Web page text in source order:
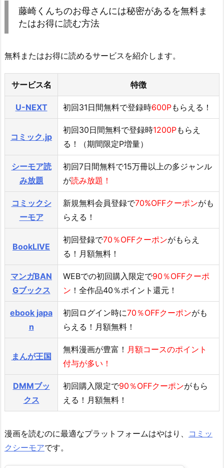
藤崎くんちのお母さんには秘密があるを無料ま
たはお得に読む方法
無料またはお得に読めるサービスを紹介します。
サービス名 特徴
U-NEXT 初回31日間無料で登録時600Pもらえる！
コミック.jp
初回30日間無料で登録時1200Pもらえ
る！（期間限定P増量）
シーモア読
み放題
初回7日間無料で15万冊以上の多ジャンル
が読み放題！
コミックシ
ーモア
新規無料会員登録で70%OFFクーポンがも
らえる！
BookLIVE
初回登録で70％OFFクーポンがもらえ
る！月額無料！
マンガBAN
Gブックス
WEBでの初回購入限定で90％OFFクーポ
ン ！全作品40％ポイント還元！
ebook japa
n
初回ログイン時に70％OFFクーポンがも
らえる！月額無料！
まんが王国
無料漫画が豊富！ 月額コースのポイント
付与が多い！
DMMブッ
クス
初回購入限定で90％OFFクーポンがもら
える！月額無料！
漫画を読むのに最適なプラットフォームはやはり、 コミッ
クシーモアです。